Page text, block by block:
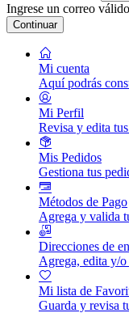
Ingrese un correo válido
Continuar
Mi cuenta
Aquí podrás
Mi Perfil
Revisa y edita
Mis Pedidos
Gestiona tus
Métodos de Pago
Agrega y valida
Direcciones de
Agrega, edita y/
Mi lista de
Guarda y revisa